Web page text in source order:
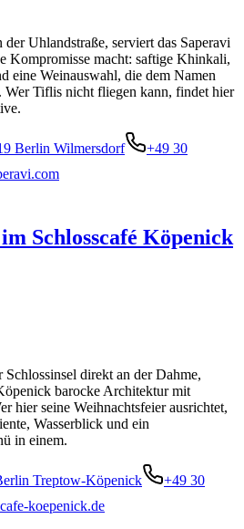
Uhlandstraße, serviert das Saperavi
Kompromisse macht: saftige Khinkali,
eine Weinauswahl, die dem Namen
Wer Tiflis nicht fliegen kann, findet hier
Berlin Wilmersdorf
+49 30
Schlosscafé Köpenick
direkt an der Dahme,
barocke Architektur mit
hier seine Weihnachtsfeier ausrichtet,
Wasserblick und ein
in einem.
Treptow-Köpenick
+49 30
koepenick.de